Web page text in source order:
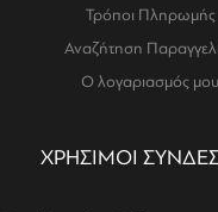
Τρόποι Πληρωμής
Αναζήτηση
Ο λογαριασμός μου
ΧΡΗΣΙΜΟΙ